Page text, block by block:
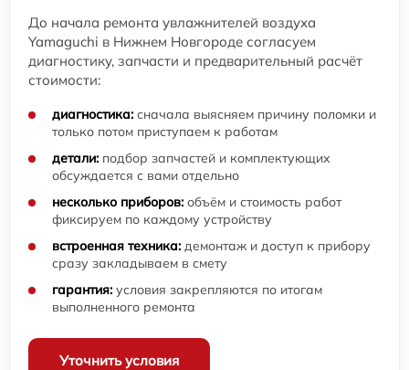
До начала ремонта увлажнителей воздуха
Yamaguchi в Нижнем Новгороде согласуем
диагностику, запчасти и предварительный расчёт
стоимости:
диагностика: сначала выясняем причину поломки и
только потом приступаем к работам
детали: подбор запчастей и комплектующих
обсуждается с вами отдельно
несколько приборов: объём и стоимость работ
фиксируем по каждому устройству
встроенная техника: демонтаж и доступ к прибору
сразу закладываем в смету
гарантия: условия закрепляются по итогам
выполненного ремонта
Уточнить условия